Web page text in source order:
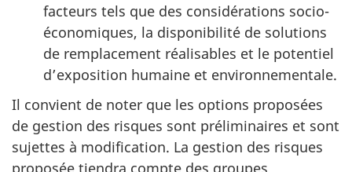
facteurs tels que des considérations socio-
économiques, la disponibilité de solutions
de remplacement réalisables et le potentiel
d’exposition humaine et environnementale.
Il convient de noter que les options proposées
de gestion des risques sont préliminaires et sont
sujettes à modification. La gestion des risques
proposée tiendra compte des groupes